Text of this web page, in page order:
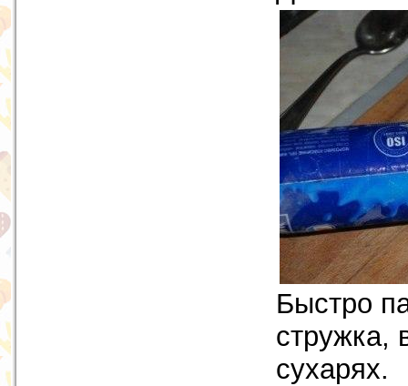
Быстро
стружка,
сухарях.